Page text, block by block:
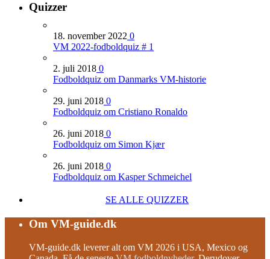
Quizzer
18. november 2022 0
VM 2022-fodboldquiz # 1
2. juli 2018 0
Fodboldquiz om Danmarks VM-historie
29. juni 2018 0
Fodboldquiz om Cristiano Ronaldo
26. juni 2018 0
Fodboldquiz om Simon Kjær
26. juni 2018 0
Fodboldquiz om Kasper Schmeichel
SE ALLE QUIZZER
Om VM-guide.dk
VM-guide.dk leverer alt om VM 2026 i USA, Mexico og